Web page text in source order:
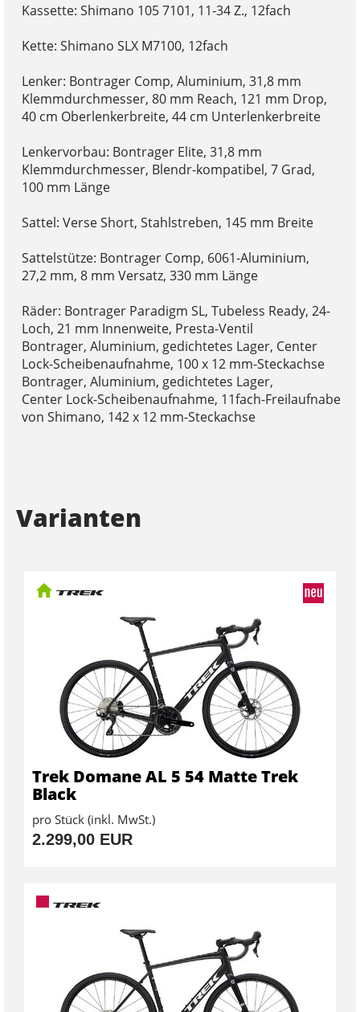
Kassette: Shimano 105 7101, 11-34 Z., 12fach
Kette: Shimano SLX M7100, 12fach
Lenker: Bontrager Comp, Aluminium, 31,8 mm
Klemmdurchmesser, 80 mm Reach, 121 mm Drop,
40 cm Oberlenkerbreite, 44 cm Unterlenkerbreite
Lenkervorbau: Bontrager Elite, 31,8 mm
Klemmdurchmesser, Blendr-kompatibel, 7 Grad,
100 mm Länge
Sattel: Verse Short, Stahlstreben, 145 mm Breite
Sattelstütze: Bontrager Comp, 6061-Aluminium,
27,2 mm, 8 mm Versatz, 330 mm Länge
Räder: Bontrager Paradigm SL, Tubeless Ready, 24-
Loch, 21 mm Innenweite, Presta-Ventil
Bontrager, Aluminium, gedichtetes Lager, Center
Lock-Scheibenaufnahme, 100 x 12 mm-Steckachse
Bontrager, Aluminium, gedichtetes Lager,
Center Lock-Scheibenaufnahme, 11fach-Freilaufnabe
von Shimano, 142 x 12 mm-Steckachse
Varianten
Trek Domane AL 5 54 Matte Trek
Black
pro Stück (inkl. MwSt.)
2.299,00 EUR